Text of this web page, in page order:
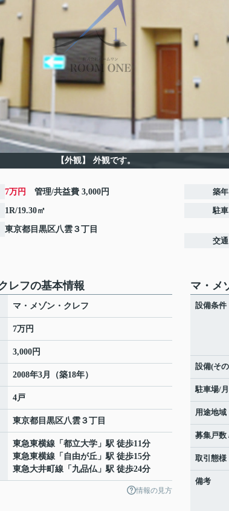
【外観】 外観です。
7万円 管理/共益費 3,000円
1R/19.30㎡
東京都 目黒区八雲 ３丁目
築年
駐車
交通
レフの基本情報
マ・メゾン・クレフ
7万円
3,000円
2008年3月（築18年）
4戸
東京都 目黒区八雲 ３丁目
東急東横線 「 都立大学 」駅 徒歩11分
東急東横線 「 自由が丘 」駅 徒歩15分
東急大井町線 「 九品仏」駅 徒歩24分
情報の見方
マ・メ
設備条件
設備(そ
駐車場/
用途地域
募集戸数
取引態様
備考